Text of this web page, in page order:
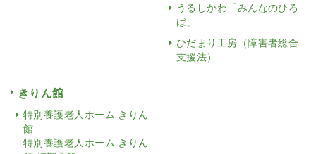
うるしかわ「みんなのひろ
ば」
ひだまり工房（障害者総合
支援法）
きりん館
特別養護老人ホーム きりん
館
特別養護老人ホーム きりん